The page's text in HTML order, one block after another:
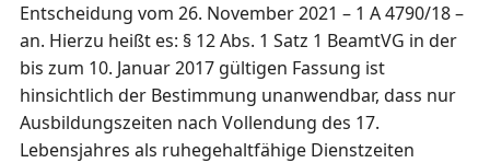
Entscheidung vom 26. November 2021 – 1 A 4790/18 –
an. Hierzu heißt es: § 12 Abs. 1 Satz 1 BeamtVG in der
bis zum 10. Januar 2017 gültigen Fassung ist
hinsichtlich der Bestimmung unanwendbar, dass nur
Ausbildungszeiten nach Vollendung des 17.
Lebensjahres als ruhegehaltfähige Dienstzeiten